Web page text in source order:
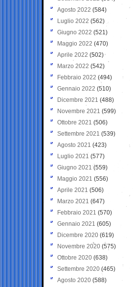
Agosto 2022 (584)
Luglio 2022 (562)
Giugno 2022 (521)
Maggio 2022 (470)
Aprile 2022 (502)
Marzo 2022 (542)
Febbraio 2022 (494)
Gennaio 2022 (510)
Dicembre 2021 (488)
Novembre 2021 (599)
Ottobre 2021 (506)
Settembre 2021 (539)
Agosto 2021 (423)
Luglio 2021 (577)
Giugno 2021(559)
Maggio 2021 (556)
Aprile 2021 (506)
Marzo 2021 (647)
Febbraio 2021 (570)
Gennaio 2021 (605)
Dicembre 2020 (619)
Novembre 2020 (575)
Ottobre 2020 (638)
Settembre 2020(465)
Agosto 2020 (588)